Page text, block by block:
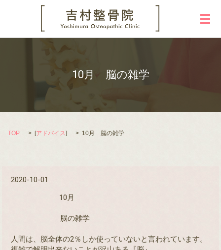
メ
10月 脳の雑学
TOP [アドバイス] 10月 脳の雑学
2020-10-01
10月
脳の雑学
人間は、脳全体の2％しか使っていないと言われています。